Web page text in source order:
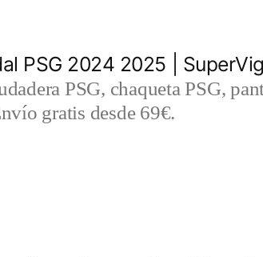
PSG 2024 2025 |
PSG, chaqueta PSG,
gratis desde 69€.